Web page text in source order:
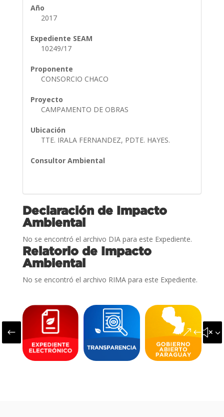
Año
2017
Expediente SEAM
10249/17
Proponente
CONSORCIO CHACO
Proyecto
CAMPAMENTO DE OBRAS
Ubicación
TTE. IRALA FERNANDEZ, PDTE. HAYES.
Consultor Ambiental
Declaración de Impacto
Ambiental
No se encontró el archivo DIA para este Expediente.
Relatorio de Impacto
Ambiental
No se encontró el archivo RIMA para este Expediente.
#